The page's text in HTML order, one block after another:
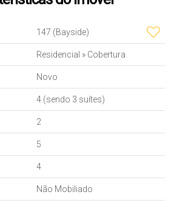
147 (Bayside)
Residencial » Cobertura
Novo
4 (sendo 3 suítes)
2
5
4
Não Mobiliado